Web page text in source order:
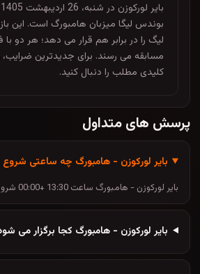
بوندس لیگا میزبان هامبورگ است. این
لیگ را در برابر هم قرار می دهد؛ هر دو با
مسابقه می رسند. برای جدیدترین ضرایب،
کلیدی مطلب را دنبال کنید.
پرسش های متداول
بایر لورکوزن - هامبورگ چه ساعتی
بایر لورکوزن - هامبورگ ساعت 13:30 +00:00 شروع می شود.
بایر لورکوزن - هامبورگ کجا برگزار می